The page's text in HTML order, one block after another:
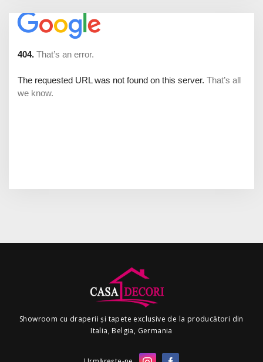
Showroom cu draperii și tapete exclusive de la producători din
Italia, Belgia, Germania